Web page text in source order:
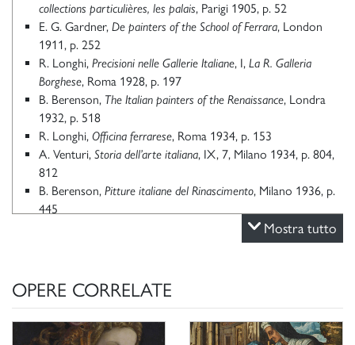
collections particulières, les palais, Parigi 1905, p. 52
E. G. Gardner, De painters of the School of Ferrara, London
1911, p. 252
R. Longhi, Precisioni nelle Gallerie Italiane, I, La R. Galleria
Borghese, Roma 1928, p. 197
B. Berenson, The Italian painters of the Renaissance, Londra
1932, p. 518
R. Longhi, Officina ferrarese, Roma 1934, p. 153
A. Venturi, Storia dell’arte italiana, IX, 7, Milano 1934, p. 804,
812
B. Berenson, Pitture italiane del Rinascimento, Milano 1936, p.
445
Catalogo della Galleria Borghese , Roma 1948, p.
p. 48
P. Della Pergola,La Galleria Borghese. I Dipinti
p. 67, n. 117
M.A. Novelli,Lo Scarsellino
, Bologna 1955, pp. 15-16, 67, fig.
Mostra tutto
OPERE CORRELATE